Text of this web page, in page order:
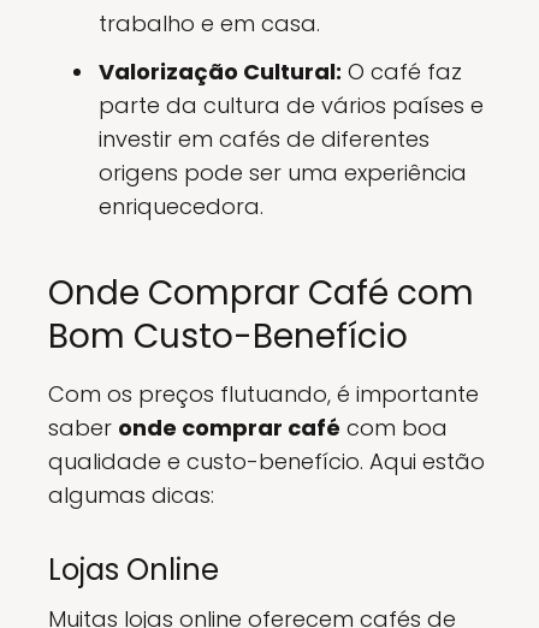
trabalho e em casa.
Valorização Cultural: O café faz
parte da cultura de vários países e
investir em cafés de diferentes
origens pode ser uma experiência
enriquecedora.
Onde Comprar Café com
Bom Custo-Benefício
Com os preços flutuando, é importante
saber onde comprar café com boa
qualidade e custo-benefício. Aqui estão
algumas dicas:
Lojas Online
Muitas lojas online oferecem cafés de